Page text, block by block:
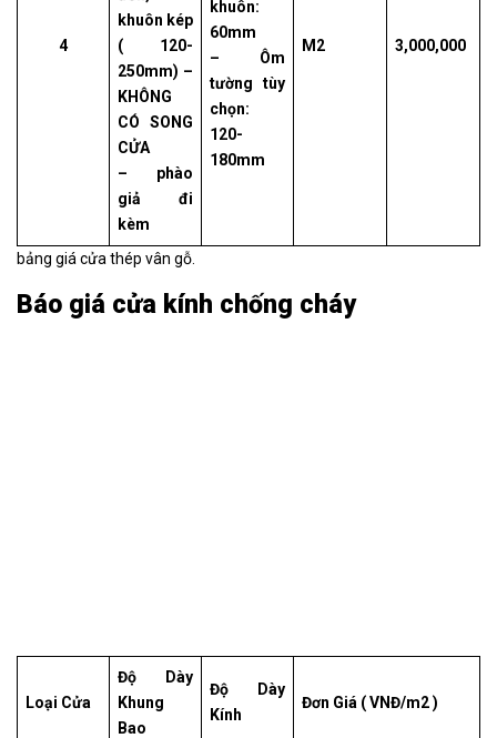
4
khuôn kép
( 120-
250mm) –
KHÔNG
CÓ SONG
CỬA
– phào
giả đi
kèm
khuôn:
60mm
– Ôm
tường tùy
chọn:
120-
180mm
M2 3,000,000
bảng giá cửa thép vân gỗ.
Báo giá cửa kính chống cháy
Loại Cửa
Độ Dày
Khung
Bao
Độ Dày
Kính
Đơn Giá ( VNĐ/m2 )